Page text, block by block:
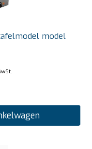
model